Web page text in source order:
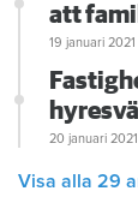
att
19 januari 2021
20 januari 2021
Visa alla 29